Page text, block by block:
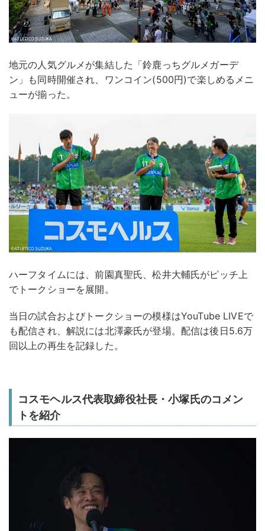
地元の人気グルメが集結した「鈴鹿っちグルメガーデ
ン」も同時開催され、ワンコイン(500円)で楽しめるメニ
ューが揃った。
ハーフタイムには、前園真聖氏、松井大輔氏がピッチ上
でトークショーを展開。
当日の試合およびトークショーの模様はYouTube LIVEで
も配信され、解説には北澤豪氏が登場。配信は後日5.6万
回以上の再生を記録した。
コスモヘルス代表取締役社長・小塚氏のコメン
トを紹介